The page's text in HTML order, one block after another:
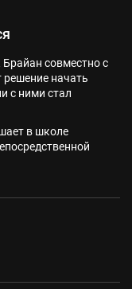
совместно с
начать
с ними стал
в школе